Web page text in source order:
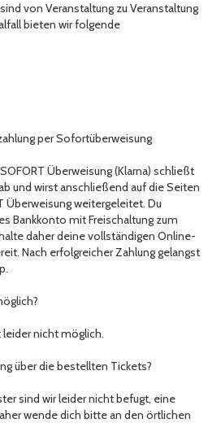
von Veranstaltung zu Veranstaltung
bieten wir folgende
per Sofortüberweisung
Überweisung (Klarna) schließt
und wirst anschließend auf die Seiten
Überweisung weitergeleitet. Du
Bankkonto mit Freischaltung zum
daher deine vollständigen Online-
Nach erfolgreicher Zahlung gelangst
leider nicht möglich.
über die bestellten Tickets?
sind wir leider nicht befugt, eine
wende dich bitte an den örtlichen